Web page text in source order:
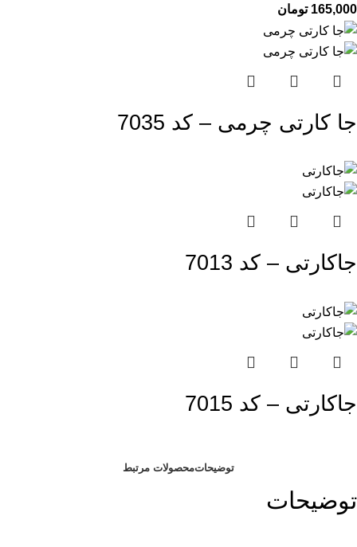
165,000 تومان
جا کارتی چرمی – کد 7035
جاکارتی – کد 7013
جاکارتی – کد 7015
توضیحاتمحصولات مرتبط
توضیحات